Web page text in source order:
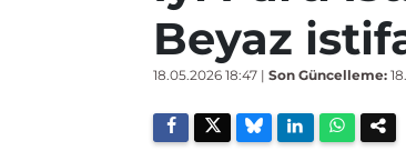
Beyaz
18.05.2026 18:47 | Son Güncelleme: